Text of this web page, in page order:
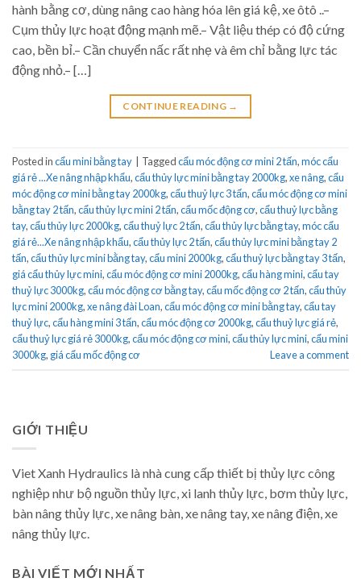
hành bằng cơ, dùng nâng cao hàng hóa lên giá kệ, xe ôtô ..–
Cụm thủy lực hoạt động mạnh mẽ.– Vật liệu thép có độ cứng
cao, bền bỉ.– Cần chuyển nấc rất nhẹ và êm chỉ bằng lực tác
động nhỏ.– […]
CONTINUE READING →
Posted incẩu mini bằng tay Taggedcẩu móc động cơ mini 2 tấn,móc cẩu
giá rẻ ...Xe nâng nhập khẩu,cẩu thủy lực mini bằng tay 2000kg,xe nâng,cẩu
móc động cơ mini bằng tay 2000kg,cẩu thuỷ lực 3 tấn,cẩu móc động cơ mini
bằng tay 2 tấn,cẩu thủy lực mini 2 tấn,cẩu mốc động cơ,cẩu thuỷ lực bằng
tay,cẩu thủy lực 2000kg,cẩu thuỷ lực 2 tấn,cẩu thủy lực bằng tay,móc cẩu
giá rẻ...Xe nâng nhập khẩu,cẩu thủy lực 2 tấn,cẩu thủy lực mini bằng tay 2
tấn,cẩu thủy lực mini bằng tay,cẩu mini 2000kg,cẩu thuỷ lực bằng tay 3 tấn,
giá cẩu thủy lực mini,cẩu móc động cơ mini 2000kg,cẩu hàng mini,cẩu tay
thuỷ lực 3000kg,cẩu móc động cơ bằng tay,cẩu mốc động cơ 2 tấn,cẩu thủy
lực mini 2000kg,xe nâng đài Loan,cẩu móc động cơ mini bằng tay,cẩu tay
thuỷ lực,cẩu hàng mini 3 tấn,cẩu móc động cơ 2000kg,cẩu thuỷ lực giá rẻ,
cẩu thuỷ lực giá rẻ 3000kg,cẩu móc động cơ mini,cẩu thủy lực mini,cẩu mini
3000kg, giá cẩu mốc động cơ Leave a comment
GIỚI THIỆU
Viet Xanh Hydraulics là nhà cung cấp thiết bị thủy lực công
nghiệp như bộ nguồn thủy lực, xi lanh thủy lực, bơm thủy lực,
bàn nâng thủy lực, xe nâng bàn, xe nâng tay, xe nâng điện, xe
nâng thủy lực.
BÀI VIẾT MỚI NHẤT